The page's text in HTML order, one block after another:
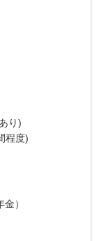
り)
程度)
）